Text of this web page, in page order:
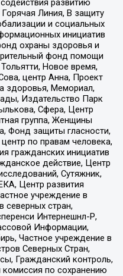
развитию
Линия, В защиту
и социальных
инициатив
охраны здоровья и
фонд помощи
Новое время,
центр Анна, Проект
здоровья, Мемориал,
Издательство Парк
Сфера, Центр
группа, Женщины
Фонд защиты гласности,
по правам человека,
гражданских инициатив
действие, Центр
Сутяжник,
Центр развития
учреждение в
северных стран,
Интернешнл-Р,
Информации,
Частное учреждение в
Северных Стран,
Гражданский контроль,
по сохранению